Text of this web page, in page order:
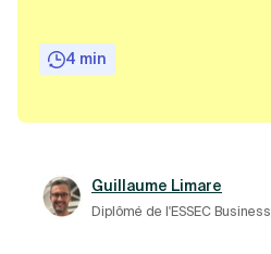
4 min
Guillaume Limare
Diplômé de l'ESSEC